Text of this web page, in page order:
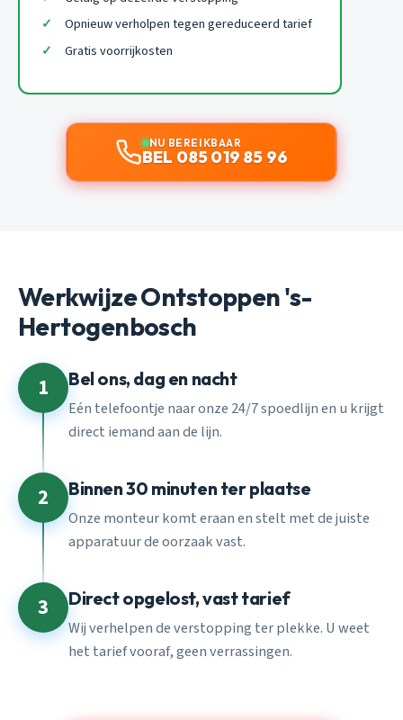
Opnieuw verholpen tegen gereduceerd tarief
Gratis voorrijkosten
NU BEREIKBAAR
BEL 085 019 85 96
Werkwijze Ontstoppen 's-
Hertogenbosch
1 Bel ons, dag en nacht
Eén telefoontje naar onze 24/7 spoedlijn en u krijgt
direct iemand aan de lijn.
2 Binnen 30 minuten ter plaatse
Onze monteur komt eraan en stelt met de juiste
apparatuur de oorzaak vast.
3 Direct opgelost, vast tarief
Wij verhelpen de verstopping ter plekke. U weet
het tarief vooraf, geen verrassingen.